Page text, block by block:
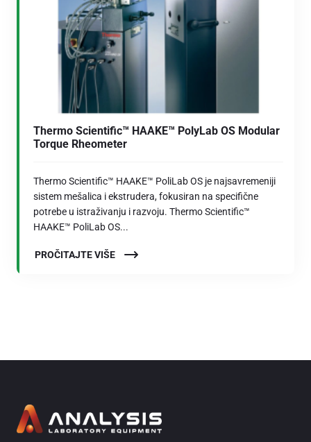
Thermo Scientific™ HAAKE™ PolyLab OS Modular
Torque Rheometer
Thermo Scientific™ HAAKE™ PoliLab OS je najsavremeniji
sistem mešalica i ekstrudera, fokusiran na specifične
potrebe u istraživanju i razvoju. Thermo Scientific™
HAAKE™ PoliLab OS...
PROČITAJTE VIŠE